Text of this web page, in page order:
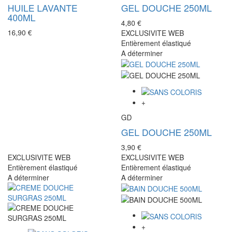
HUILE LAVANTE
400ML
16,90 €
GEL DOUCHE 250ML
4,80 €
EXCLUSIVITE WEB
Entièrement élastiqué
A déterminer
+
GD
GEL DOUCHE 250ML
3,90 €
EXCLUSIVITE WEB
Entièrement élastiqué
A déterminer
EXCLUSIVITE WEB
Entièrement élastiqué
A déterminer
+